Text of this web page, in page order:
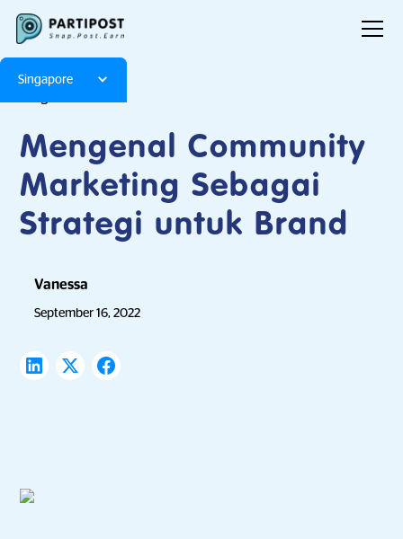
Singapore
Mengenal Community
Marketing Sebagai
Strategi untuk Brand
Vanessa
September 16, 2022